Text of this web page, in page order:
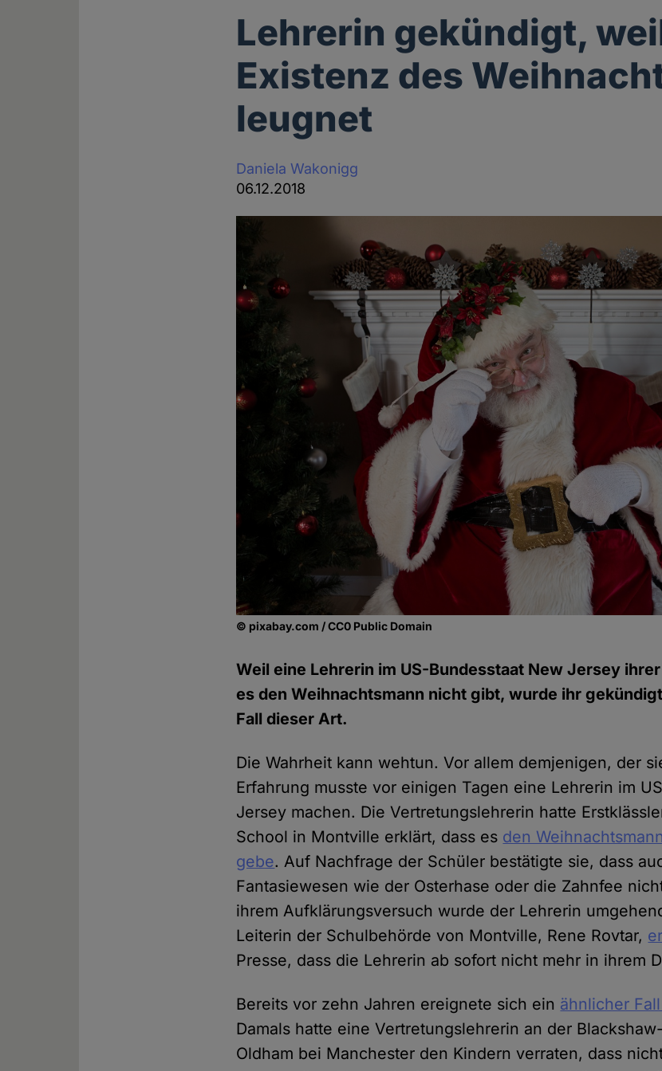
Lehrerin gekündigt,
Existenz des
leugnet
Daniela Wakonigg
06.12.2018
© pixabay.com / CC0 Public Domain
Weil eine Lehrerin im US-Bundesstaat New Jersey
es den Weihnachtsmann nicht gibt, wurde ihr
Fall dieser Art.
Die Wahrheit kann wehtun. Vor allem demjenigen, der
Erfahrung musste vor einigen Tagen eine Lehrerin im
Jersey machen. Die Vertretungslehrerin hatte
School in Montville erklärt, dass es den
gebe. Auf Nachfrage der Schüler bestätigte sie, dass
Fantasiewesen wie der Osterhase oder die Zahnfee
ihrem Aufklärungsversuch wurde der Lehrerin
Leiterin der Schulbehörde von Montville, Rene Rovtar,
Presse, dass die Lehrerin ab sofort nicht mehr in ihrem
Bereits vor zehn Jahren ereignete sich ein ähnlicher
Damals hatte eine Vertretungslehrerin an der
Oldham bei Manchester den Kindern verraten, dass